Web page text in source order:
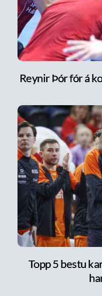
Reynir Þór fór á
Topp 5 bestu